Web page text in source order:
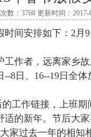
数：3768 更新时间：2017-
安排如下：2月9
作者，远离家乡故
8日、16--19日全
作链接，上班期
的新年。节后大
过去一年的相知